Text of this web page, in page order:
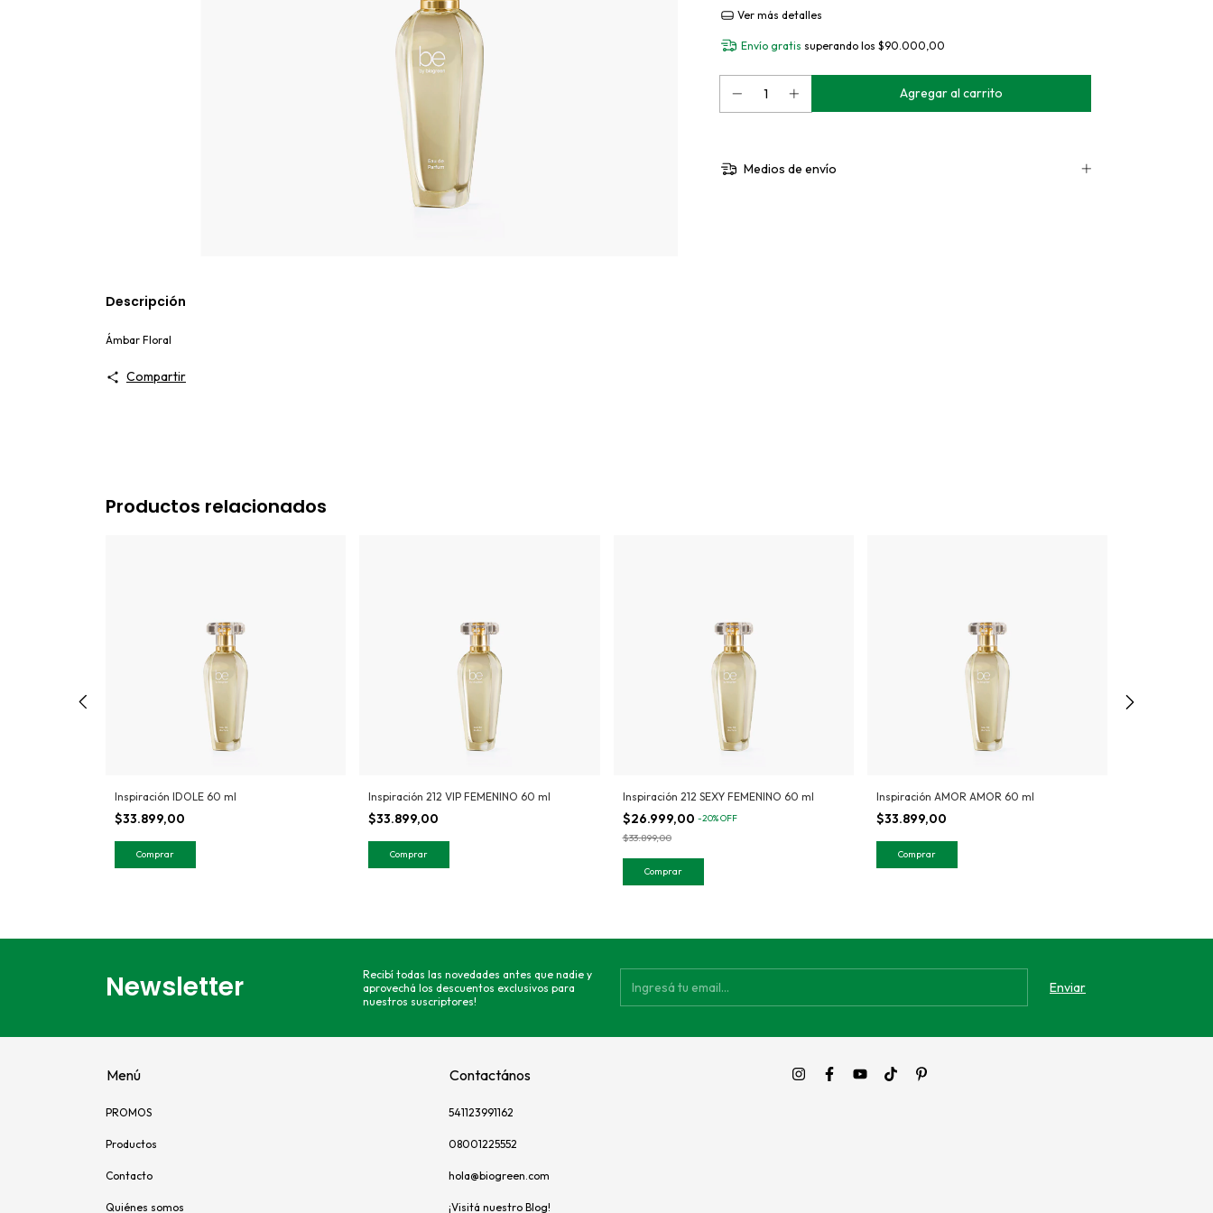
Ver más detalles
Envío gratis superando los $90.000,00
Medios de envío
Descripción
Ámbar Floral
Compartir
Productos relacionados
Inspiración IDOLE 60 ml
$33.899,00
Inspiración 212 VIP FEMENINO 60 ml
$33.899,00
Inspiración 212 SEXY FEMENINO 60 ml
$26.999,00 -20%OFF
$33.899,00
Inspiración AMOR AMOR 60 ml
$33.899,00
Newsletter
Recibí todas las novedades antes que nadie y
aprovechá los descuentos exclusivos para
nuestros suscriptores!
Menú
PROMOS
Productos
Contacto
Quiénes somos
Contactános
541123991162
08001225552
hola@biogreen.com
¡Visitá nuestro Blog!